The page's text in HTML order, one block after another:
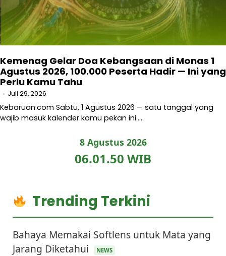
Kemenag Gelar Doa Kebangsaan di Monas 1
Agustus 2026, 100.000 Peserta Hadir — Ini yang
Perlu Kamu Tahu
Juli 29, 2026
Kebaruan.com Sabtu, 1 Agustus 2026 — satu tanggal yang
wajib masuk kalender kamu pekan ini.…
8 Agustus 2026
06.01.51 WIB
Trending Terkini
Bahaya Memakai Softlens untuk Mata yang
Jarang Diketahui
NEWS